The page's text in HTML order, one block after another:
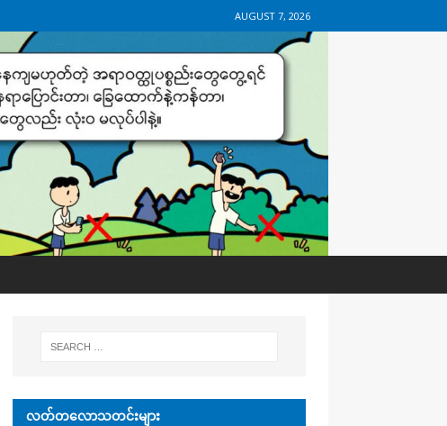
AUGUST 7, 2026
လတ်တလောသတင်းများ